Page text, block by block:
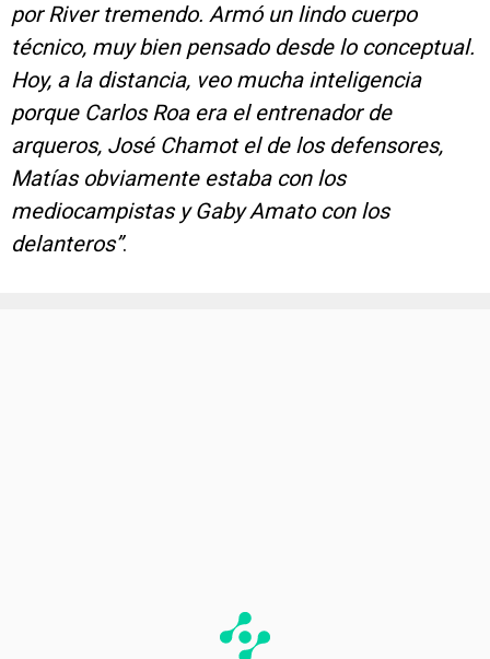
por River tremendo. Armó un lindo cuerpo
técnico, muy bien pensado desde lo conceptual.
Hoy, a la distancia, veo mucha inteligencia
porque Carlos Roa era el entrenador de
arqueros, José Chamot el de los defensores,
Matías obviamente estaba con los
mediocampistas y Gaby Amato con los
delanteros”.